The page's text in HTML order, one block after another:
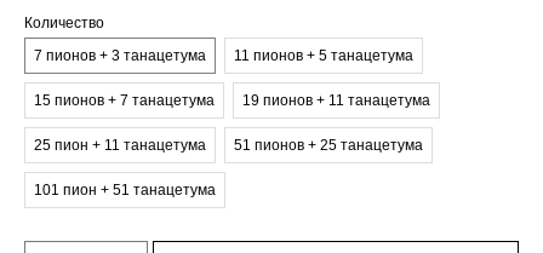
Количество
7 пионов + 3 танацетума
11 пионов + 5 танацетума
15 пионов + 7 танацетума 19 пионов + 11 танацетума
25 пион + 11 танацетума 51 пионов + 25 танацетума
101 пион + 51 танацетума